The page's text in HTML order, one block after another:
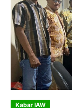
Kabar IAW